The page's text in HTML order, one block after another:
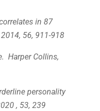
in 87
56, 911-918
Harper Collins,
personality
, 53, 239